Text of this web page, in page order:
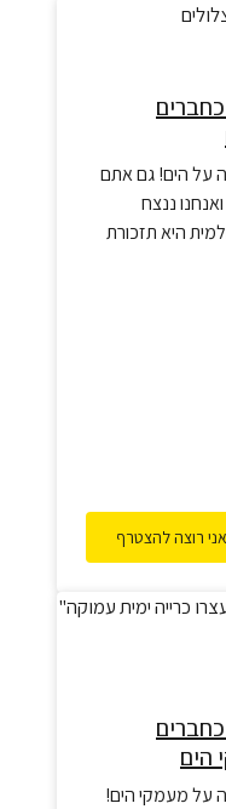
על הים! גם אתם
ננצח
היא תזכורת
אני רוצה להצטרף
הים
על מעמקי הים!